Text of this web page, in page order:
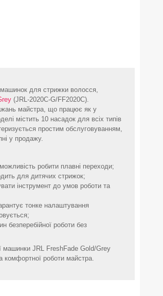
для стрижки волосся,
(JRL-2020C-G/FF2020C).
майстра, що працює як у
містить 10 насадок для всіх типів
простим обслуговуванням,
у продажу.
робити плавні переходи;
для дитячих стрижок;
інструмент до умов роботи та
тонке налаштування
безперебійної роботи без
машинки JRL FreshFade Gold/Grey
комфортної роботи майстра.